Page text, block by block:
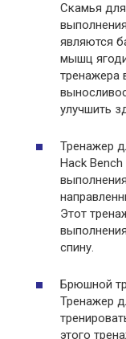
Скамья
являются
мышц
тренажера
улучшить
Тренажер
Hack
Этот
спину.
Брюшной
Тренажер
этого